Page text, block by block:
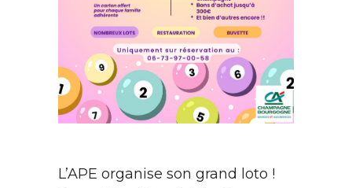
L’APE organise son grand loto !